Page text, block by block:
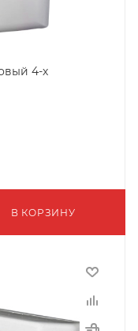
4-х
В КОРЗИНУ